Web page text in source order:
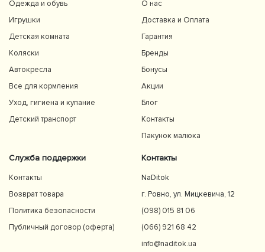
Одежда и обувь
Игрушки
Детская комната
Коляски
Автокресла
Все для кормления
Уход, гигиена и купание
Детский транспорт
О нас
Доставка и Оплата
Гарантия
Бренды
Бонусы
Акции
Блог
Контакты
Пакунок малюка
Служба поддержки
Контакты
Возврат товара
Политика безопасности
Публичный договор (оферта)
Контакты
NaDitok
г. Ровно, ул. Мицкевича, 12
(098) 015 81 06
(066) 921 68 42
info@naditok.ua